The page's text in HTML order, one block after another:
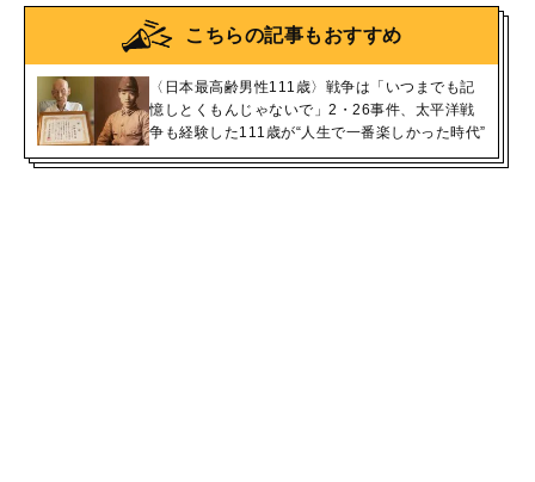
こちらの記事もおすすめ
〈日本最高齢男性111歳〉戦争は「いつまでも記
憶しとくもんじゃないで」2・26事件、太平洋戦
争も経験した111歳が“人生で一番楽しかった時代”